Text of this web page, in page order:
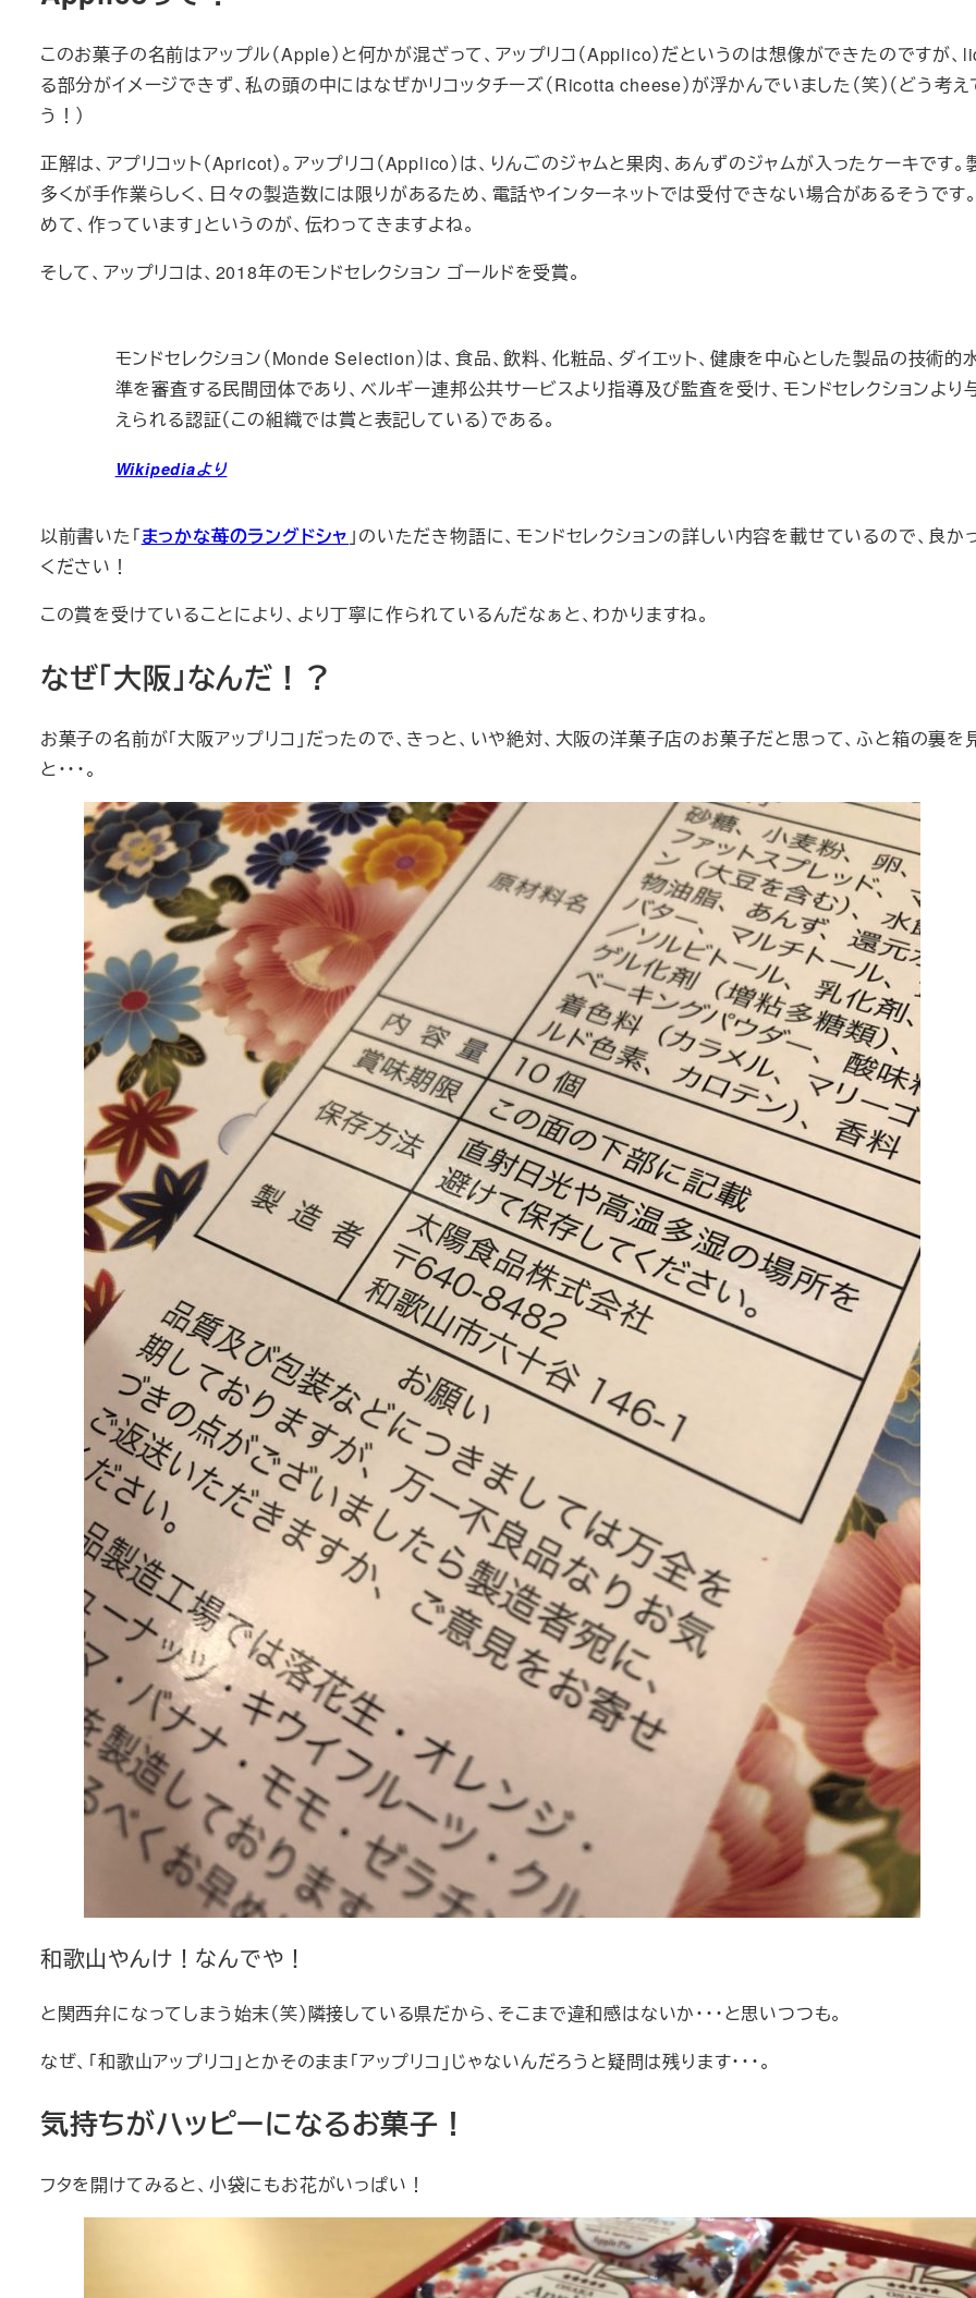
このお菓子の名前はアップル（Apple）と何かが混ざって、アップリコ（Applico）だというのは想像ができたのですが、
る部分がイメージできず、私の頭の中にはなぜかリコッタチーズ（Ricotta cheese）が浮かんでいました（笑）（どう考
う！）
正解は、アプリコット（Apricot）。アップリコ（Applico）は、りんごのジャムと果肉、あんずのジャムが入ったケーキです
多くが手作業らしく、日々の製造数には限りがあるため、電話やインターネットでは受付できない場合があるそうです
めて、作っています」というのが、伝わってきますよね。
そして、アップリコは、2018年のモンドセレクション ゴールドを受賞。
モンドセレクション（Monde Selection）は、食品、飲料、化粧品、ダイエット、健康を中心とした製品の技術的
準を審査する民間団体であり、ベルギー連邦公共サービスより指導及び監査を受け、モンドセレクションより
えられる認証（この組織では賞と表記している）である。
Wikipediaより
以前書いた「まっかな苺のラングドシャ 」のいただき物語に、モンドセレクションの詳しい内容を載せているので、良か
ください！
この賞を受けていることにより、より丁寧に作られているんだなぁと、わかりますね。
なぜ「大阪」なんだ！？
お菓子の名前が「大阪アップリコ」だったので、きっと、いや絶対、大阪の洋菓子店のお菓子だと思って、ふと箱の裏を
と・・・。
和歌山やんけ！なんでや！
と関西弁になってしまう始末（笑）隣接している県だから、そこまで違和感はないか・・・と思いつつも。
なぜ、「和歌山アップリコ」とかそのまま「アップリコ」じゃないんだろうと疑問は残ります・・・。
気持ちがハッピーになるお菓子！
フタを開けてみると、小袋にもお花がいっぱい！